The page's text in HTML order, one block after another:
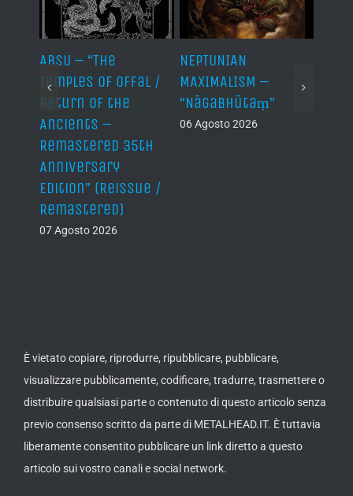
ABSU – “The
Temples of Offal /
Return of the
Ancients –
Remastered 35th
Anniversary
Edition” (Reissue /
Remastered)
07 Agosto 2026
NEPTUNIAN
MAXIMALISM –
“Nāgabhūtaṃ”
06 Agosto 2026
È vietato copiare, riprodurre, ripubblicare, pubblicare,
visualizzare pubblicamente, codificare, tradurre, trasmettere o
distribuire qualsiasi parte o contenuto di questo articolo senza
previo consenso scritto da parte di METALHEAD.IT. È tuttavia
liberamente consentito pubblicare un link diretto a questo
articolo sui vostro canali e social network.